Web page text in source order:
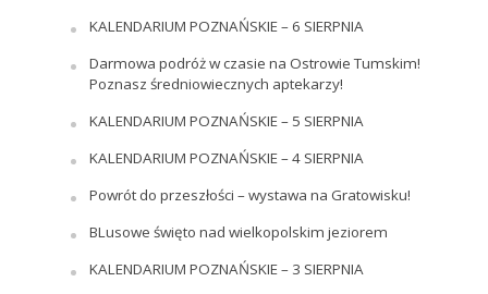
KALENDARIUM POZNAŃSKIE – 6 SIERPNIA
Darmowa podróż w czasie na Ostrowie Tumskim!
Poznasz średniowiecznych aptekarzy!
KALENDARIUM POZNAŃSKIE – 5 SIERPNIA
KALENDARIUM POZNAŃSKIE – 4 SIERPNIA
Powrót do przeszłości – wystawa na Gratowisku!
BLusowe święto nad wielkopolskim jeziorem
KALENDARIUM POZNAŃSKIE – 3 SIERPNIA